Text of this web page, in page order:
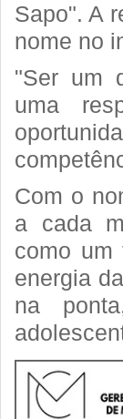
Sapo". A
nome no
"Ser um
uma
Com o
a cada
como um
energia
na